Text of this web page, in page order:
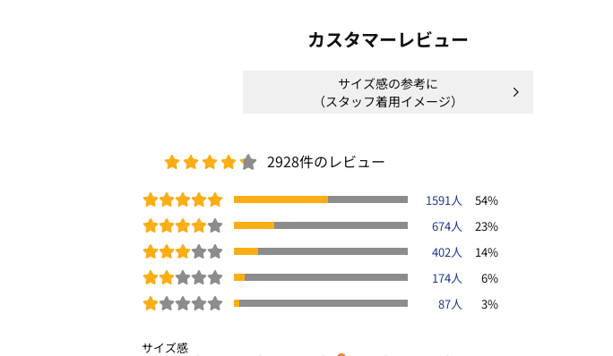
カスタマーレビュー
サイズ感の参考に
（スタッフ着用イメージ）
2928件のレビュー
1591人
54%
674人
23%
402人
14%
174人
6%
87人
3%